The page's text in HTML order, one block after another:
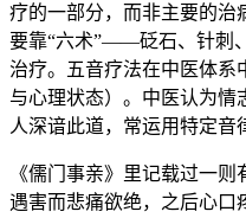
疗的一部分，而非主要的治
要靠“六术”——砭石、针刺
治疗。五音疗法在中医体系
与心理状态）。中医认为情
人深谙此道，常运用特定音
《儒门事亲》里记载过一
遇害而悲痛欲绝，之后心口